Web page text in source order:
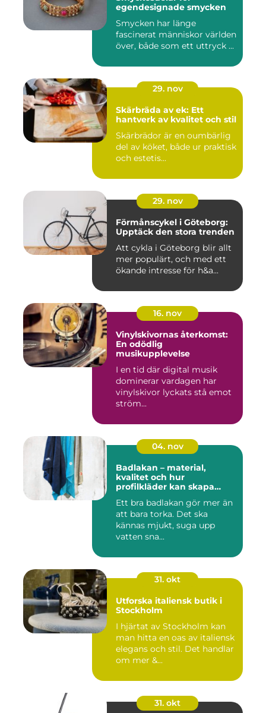
egendesignade smycken
Smycken har länge
fascinerat människor världen
över, både som ett uttryck ...
29. nov
Skärbräda av ek: Ett
hantverk av kvalitet och stil
Skärbrädor är en oumbärlig
del av köket, både ur praktisk
och estetis...
29. nov
Förmånscykel i Göteborg:
Upptäck den stora trenden
Att cykla i Göteborg blir allt
mer populärt, och med ett
ökande intresse för h&a...
16. nov
Vinylskivornas återkomst:
En odödlig
musikupplevelse
I en tid där digital musik
dominerar vardagen har
vinylskivor lyckats stå emot
ström...
04. nov
Badlakan – material,
kvalitet och hur
profilkläder kan skapa
Ett bra badlakan gör mer än
att bara torka. Det ska
kännas mjukt, suga upp
vatten sna...
31. okt
Utforska italiensk butik i
Stockholm
I hjärtat av Stockholm kan
man hitta en oas av italiensk
elegans och stil. Det handlar
om mer &...
31. okt